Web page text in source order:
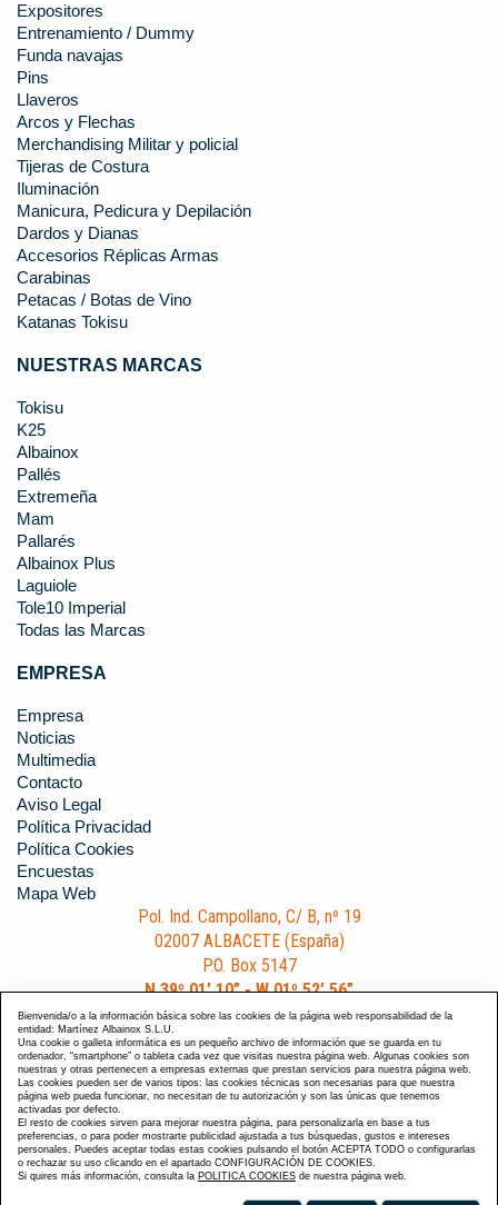
Expositores
Entrenamiento / Dummy
Funda navajas
Pins
Llaveros
Arcos y Flechas
Merchandising Militar y policial
Tijeras de Costura
Iluminación
Manicura, Pedicura y Depilación
Dardos y Dianas
Accesorios Réplicas Armas
Carabinas
Petacas / Botas de Vino
Katanas Tokisu
NUESTRAS MARCAS
Tokisu
K25
Albainox
Pallés
Extremeña
Mam
Pallarés
Albainox Plus
Laguiole
Tole10 Imperial
Todas las Marcas
EMPRESA
Empresa
Noticias
Multimedia
Contacto
Aviso Legal
Política Privacidad
Política Cookies
Encuestas
Mapa Web
Pol. Ind. Campollano, C/ B, nº 19
02007 ALBACETE (España)
P.O. Box 5147
N 39º 01’ 10” - W 01º 52’ 56”
Teléfono: +34 967 191 404
Fax: +34 967 191 059
e-Mail: contacto@albainox.com
Diseño y Desarrollo web Im3diA comunicación. Esta página
Bienvenida/o a la información básica sobre las cookies de la página web responsabilidad de la
entidad: Martínez Albainox S.L.U.
Una cookie o galleta informática es un pequeño archivo de información que se guarda en tu
ordenador, “smartphone” o tableta cada vez que visitas nuestra página web. Algunas cookies son
nuestras y otras pertenecen a empresas externas que prestan servicios para nuestra página web.
Las cookies pueden ser de varios tipos: las cookies técnicas son necesarias para que nuestra
página web pueda funcionar, no necesitan de tu autorización y son las únicas que tenemos
activadas por defecto.
El resto de cookies sirven para mejorar nuestra página, para personalizarla en base a tus
preferencias, o para poder mostrarte publicidad ajustada a tus búsquedas, gustos e intereses
personales. Puedes aceptar todas estas cookies pulsando el botón ACEPTA TODO o configurarlas
o rechazar su uso clicando en el apartado CONFIGURACIÓN DE COOKIES.
Si quires más información, consulta la POLITICA COOKIES de nuestra página web.